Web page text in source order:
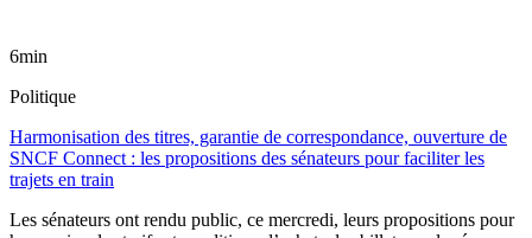
6min
Politique
Harmonisation des titres, garantie de correspondance, ouverture de
SNCF Connect : les propositions des sénateurs pour faciliter les
trajets en train
Les sénateurs ont rendu public, ce mercredi, leurs propositions pour